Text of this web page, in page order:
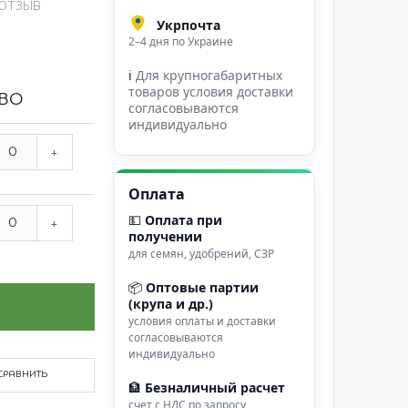
+
+
Укрпочта
2–4 дня по Украине
ℹДля крупногабаритных
товаров условия доставки
согласовываются
индивидуально
Оплата
💵Оплата при
получении
для семян, удобрений, СЗР
📦Оптовые партии
(крупа и др.)
условия оплаты и доставки
согласовываются
индивидуально
🏦 Безналичный расчет
счет с НДС по запросу